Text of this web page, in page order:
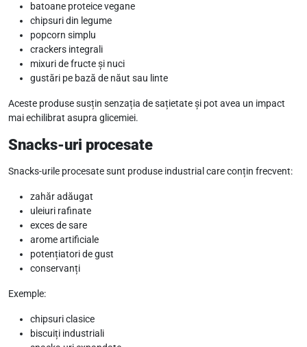
batoane proteice vegane
chipsuri din legume
popcorn simplu
crackers integrali
mixuri de fructe și nuci
gustări pe bază de năut sau linte
Aceste produse susțin senzația de sațietate și pot avea un impact
mai echilibrat asupra glicemiei.
Snacks-uri procesate
Snacks-urile procesate sunt produse industrial care conțin frecvent:
zahăr adăugat
uleiuri rafinate
exces de sare
arome artificiale
potențiatori de gust
conservanți
Exemple:
chipsuri clasice
biscuiți industriali